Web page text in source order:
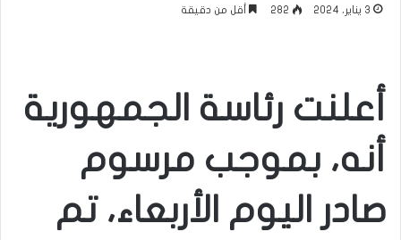
3 يناير، 2024 282 أقل من دقيقة
أعلنت رئاسة الجمهورية
أنه، بموجب مرسوم
صادر اليوم الأربعاء، تم